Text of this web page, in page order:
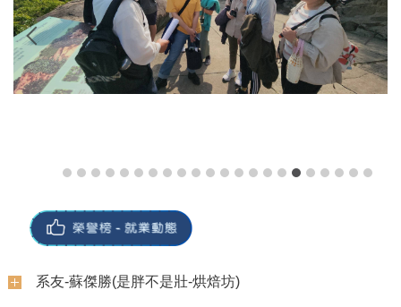
Bilingüe Santa María del Valle華語教師
賀 麥勻瑄 榮獲金大蘭馨盃創新創業競賽冠軍
賀 本系學生榮獲113國科會大專學生研究計畫 林伊
玲-「部首島:虛擬實境中的漢字部首與漢字學習」，
瑋-「以數位人文視野閱讀《小王子》：人物角色關
賀 黃毓豪 參加GOGOFINDER舉辦之「第十四屆國